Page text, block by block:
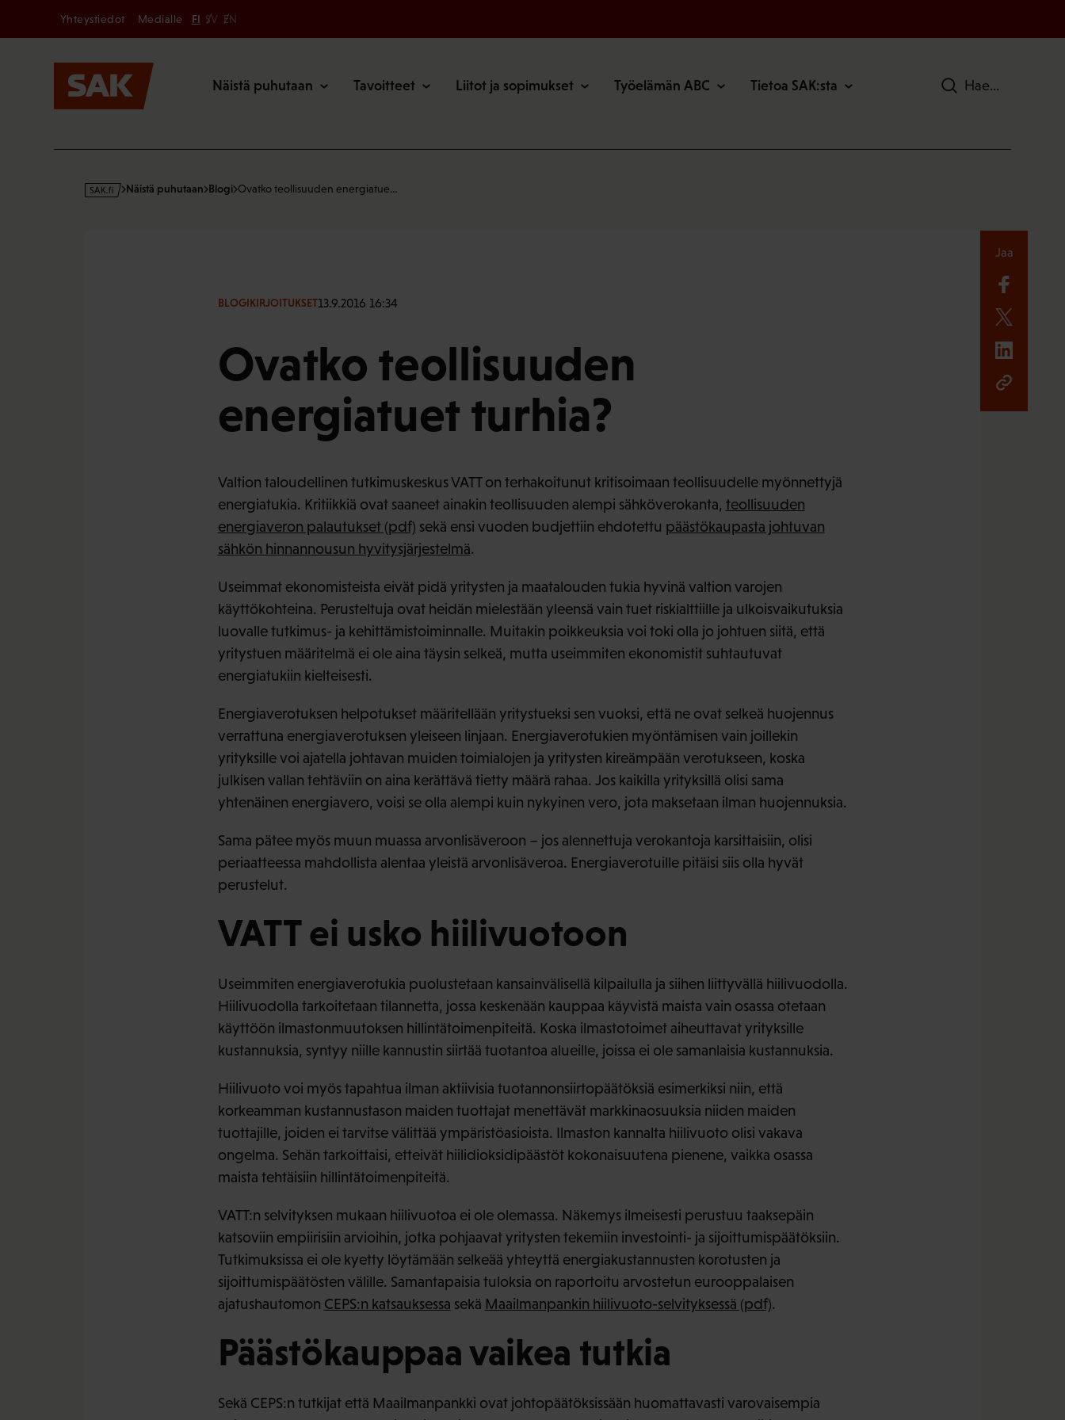
Secondary
Yhteystiedot Medialle FI SV EN
Näistä puhutaan Tavoitteet Liitot ja sopimukset Työelämän ABC Tietoa SAK:sta Hae
s
Näistä puhutaan Blogi Ovatko teollisuuden energiatue…
BLOGIKIRJOITUKSET13.9.2016 16:34
Ovatko teollisuuden
energiatuet turhia?
Valtion taloudellinen tutkimuskeskus VATT on terhakoitunut kritisoimaan teollisuudelle myönnettyjä
energiatukia. Kritiikkiä ovat saaneet ainakin teollisuuden alempi sähköverokanta, teollisuuden
energiaveron palautukset (pdf) sekä ensi vuoden budjettiin ehdotettu päästökaupasta johtuvan
sähkön hinnannousun hyvitysjärjestelmä.
Useimmat ekonomisteista eivät pidä yritysten ja maatalouden tukia hyvinä valtion varojen
käyttökohteina. Perusteltuja ovat heidän mielestään yleensä vain tuet riskialttiille ja ulkoisvaikutuksia
luovalle tutkimus- ja kehittämistoiminnalle. Muitakin poikkeuksia voi toki olla jo johtuen siitä, että
yritystuen määritelmä ei ole aina täysin selkeä, mutta useimmiten ekonomistit suhtautuvat
energiatukiin kielteisesti.
Energiaverotuksen helpotukset määritellään yritystueksi sen vuoksi, että ne ovat selkeä huojennus
verrattuna energiaverotuksen yleiseen linjaan. Energiaverotukien myöntämisen vain joillekin
yrityksille voi ajatella johtavan muiden toimialojen ja yritysten kireämpään verotukseen, koska
julkisen vallan tehtäviin on aina kerättävä tietty määrä rahaa. Jos kaikilla yrityksillä olisi sama
yhtenäinen energiavero, voisi se olla alempi kuin nykyinen vero, jota maksetaan ilman huojennuksia.
Sama pätee myös muun muassa arvonlisäveroon – jos alennettuja verokantoja karsittaisiin, olisi
periaatteessa mahdollista alentaa yleistä arvonlisäveroa. Energiaverotuille pitäisi siis olla hyvät
perustelut.
VATT ei usko hiilivuotoon
Useimmiten energiaverotukia puolustetaan kansainvälisellä kilpailulla ja siihen liittyvällä hiilivuodolla.
Hiilivuodolla tarkoitetaan tilannetta, jossa keskenään kauppaa käyvistä maista vain osassa otetaan
käyttöön ilmastonmuutoksen hillintätoimenpiteitä. Koska ilmastotoimet aiheuttavat yrityksille
kustannuksia, syntyy niille kannustin siirtää tuotantoa alueille, joissa ei ole samanlaisia kustannuksia.
Hiilivuoto voi myös tapahtua ilman aktiivisia tuotannonsiirtopäätöksiä esimerkiksi niin, että
korkeamman kustannustason maiden tuottajat menettävät markkinaosuuksia niiden maiden
tuottajille, joiden ei tarvitse välittää ympäristöasioista. Ilmaston kannalta hiilivuoto olisi vakava
ongelma. Sehän tarkoittaisi, etteivät hiilidioksidipäästöt kokonaisuutena pienene, vaikka osassa
maista tehtäisiin hillintätoimenpiteitä.
VATT:n selvityksen mukaan hiilivuotoa ei ole olemassa. Näkemys ilmeisesti perustuu taaksepäin
katsoviin empiirisiin arvioihin, jotka pohjaavat yritysten tekemiin investointi- ja sijoittumispäätöksiin.
Tutkimuksissa ei ole kyetty löytämään selkeää yhteyttä energiakustannusten korotusten ja
sijoittumispäätösten välille. Samantapaisia tuloksia on raportoitu arvostetun eurooppalaisen
ajatushautomon CEPS:n katsauksessa sekä Maailmanpankin hiilivuoto-selvityksessä (pdf).
Päästökauppaa vaikea tutkia
Sekä CEPS:n tutkijat että Maailmanpankki ovat johtopäätöksissään huomattavasti varovaisempia
Jaa